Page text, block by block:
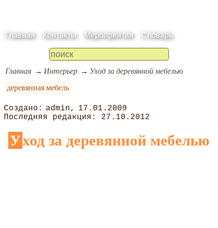
Главная Контакты Мероприятия Словарь
Главная Интерьер
Уход за деревянной мебелью
деревянная мебель
admin
17.01.2009
27.10.2012
Уход за деревянной мебелью